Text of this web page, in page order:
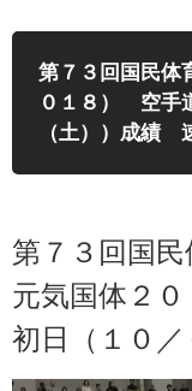
第７３回国民体
０１８） 空手
（土））成績
第７３回国
元気国体２
初日（１０